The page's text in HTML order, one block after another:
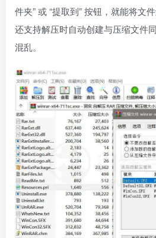
件夹” 或 “提取到” 按钮，就能将文
还支持解压时自动创建与压缩文件
混乱。